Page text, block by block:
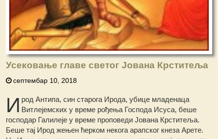
Усековање главе светог Јована Крститеља
септембар 10, 2018
И род Антипа, син старога Ирода, убице младенаца
Витлејемских у време рођења Господа Исуса, беше
господар Галилеје у време проповеди Јована Крститеља.
Беше тај Ирод жењен ћерком некога арапског кнеза Арете.